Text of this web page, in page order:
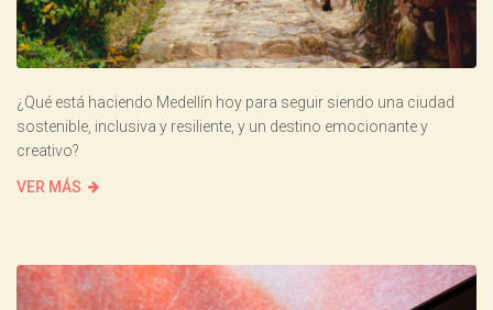
¿Qué está haciendo Medellín hoy para seguir siendo una ciudad
sostenible, inclusiva y resiliente, y un destino emocionante y
creativo?
VER MÁS